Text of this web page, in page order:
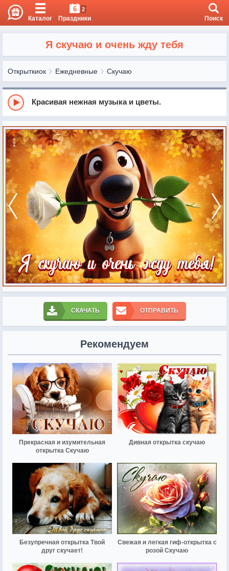
Каталог
6 2
Праздники Поиск
Я скучаю и очень жду тебя
Открыткиок Ежедневные Скучаю
Красивая нежная музыка и цветы.
СКАЧАТЬ ОТПРАВИТЬ
Рекомендуем
Прекрасная и изумительная
открытка Скучаю
Дивная открытка скучаю
Безупречная открытка Твой
друг скучает!
Свежая и легкая гиф-открытка с
розой Скучаю